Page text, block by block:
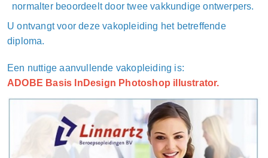
normalter beoordeelt door twee vakkundige ontwerpers.
U ontvangt voor deze vakopleiding het betreffende
diploma.
Een nuttige aanvullende vakopleiding is:
ADOBE Basis InDesign Photoshop illustrator.